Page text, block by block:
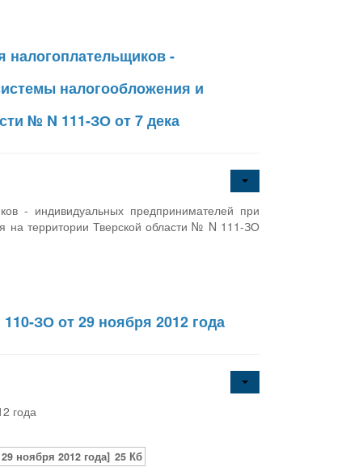
налогоплательщиков -
налогообложения и
№ N 111-ЗО от 7 дека
- индивидуальных предпринимателей при
на территории Тверской области № N 111-ЗО
ЗО от 29 ноября 2012 года
года
ноября 2012 года] 25 Кб